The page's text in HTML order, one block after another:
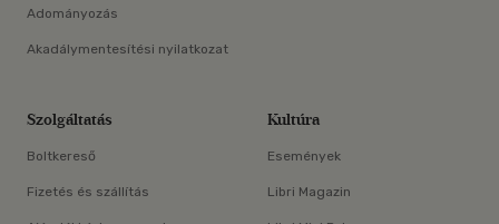
Adományozás
Akadálymentesítési nyilatkozat
Szolgáltatás
Boltkereső
Fizetés és szállítás
Kultúra
Események
Libri Magazin